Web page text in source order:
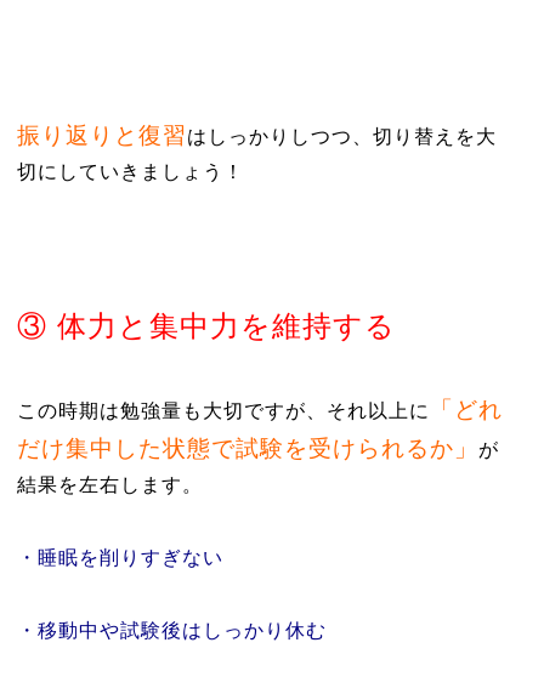
振り返りと復習 はしっかりしつつ、切り替えを大
切にしていきましょう！
③ 体力と集中力を維持する
この時期は勉強量も大切ですが、それ以上に
「どれ
だけ集中した状態で試験を受けられるか」
が
結果を左右します。
・睡眠を削りすぎない
・移動中や試験後はしっかり休む